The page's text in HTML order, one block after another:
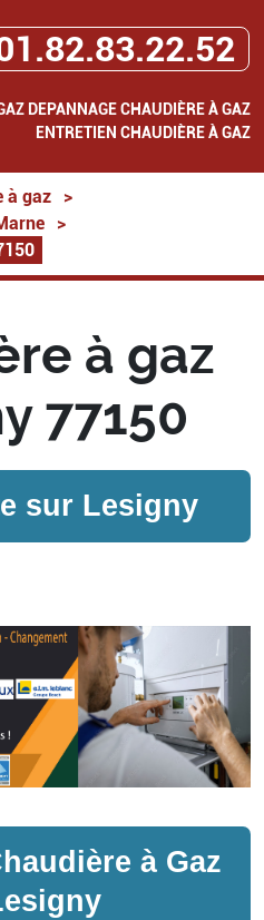
DEPANNAGE CHAUDIÈRE À GAZ
ENTRETIEN CHAUDIÈRE À GAZ
à gaz
>
>
à gaz
77150
sur Lesigny
à Gaz